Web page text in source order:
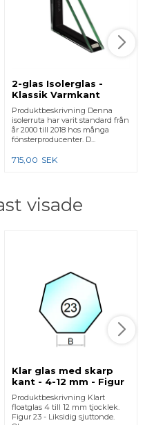
2-glas Isolerglas -
Klassik Varmkant
Produktbeskrivning Denna
isolerruta har varit standard från
år 2000 till 2018 hos många
fönsterproducenter. D...
715,00 SEK
visade
Klar glas med skarp
kant - 4-12 mm - Figur
23
Produktbeskrivning Klart
floatglas 4 till 12 mm tjocklek.
Figur 23 - Liksidig sjuttonde.